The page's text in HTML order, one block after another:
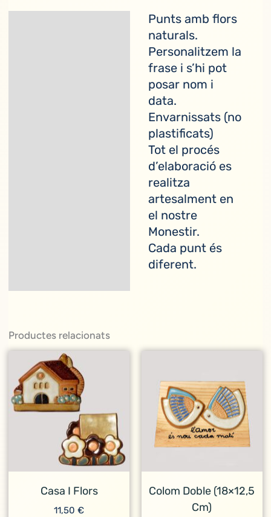
Punts amb flors
naturals.
Personalitzem la
frase i s’hi pot
posar nom i
data.
Envarnissats (no
plastificats)
Tot el procés
d’elaboració es
realitza
artesalment en
el nostre
Monestir.
Cada punt és
diferent.
Productes relacionats
Casa I Flors
11,50€
Colom Doble (18×12,5
Cm)